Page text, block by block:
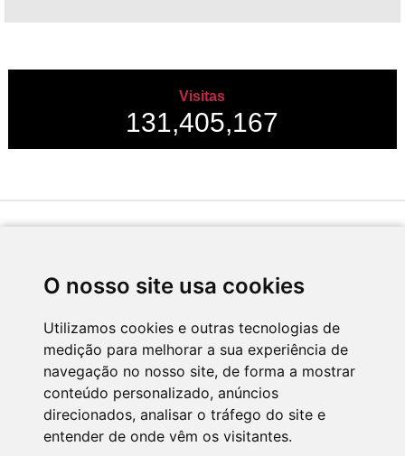
O nosso site usa cookies
Utilizamos cookies e outras tecnologias de
medição para melhorar a sua experiência de
navegação no nosso site, de forma a mostrar
conteúdo personalizado, anúncios
direcionados, analisar o tráfego do site e
entender de onde vêm os visitantes.
Visitas
131,405,167